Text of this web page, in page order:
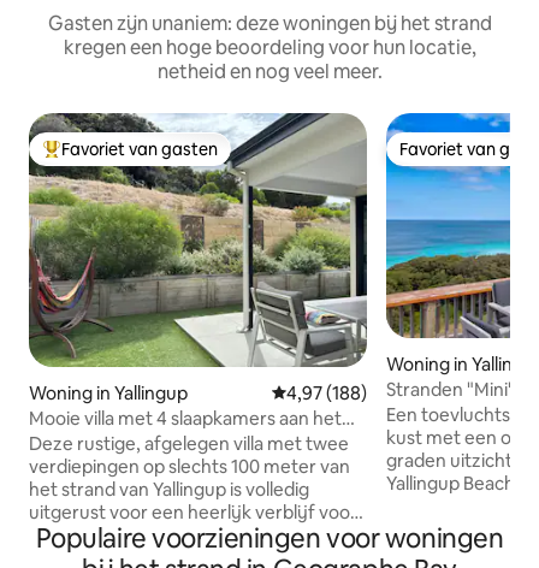
Gasten zijn unaniem: deze woningen bij het strand
kregen een hoge beoordeling voor hun locatie,
netheid en nog veel meer.
Topfavoriet van gasten
Favoriet van gasten
Woning in Yallingup Gemiddelde beoordeling van
4,97 (188)
Mooie villa met 4 slaapkamers aan het
strand in Yallingup
Deze rustige, afgelegen villa met twee
verdiepingen op slechts 100 meter van
het strand van Yallingup is volledig
uitgerust voor een heerlijk verblijf voor
het hele gezin met eigen
kookgelegenheid. 3 slaapkamers en 2
Favoriet van
Favoriet van
Woning in
Stranden "Mini" -
Een
kust met een
graden uitzicht
Yallingup Beach
overtreffen op
op de golven
Populaire voorzieningen voor woningen